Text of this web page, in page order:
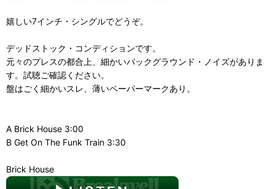
嬉しい7インチ・シングルでどうぞ。
デッドストック・コンディションです。
元々のプレスの都合上、細かいバックグラウンド・ノイズがありま
す。試聴ご確認ください。
盤はごく細かいスレ、薄いペーパーマークあり。
A Brick House 3:00
B Get On The Funk Train 3:30
Brick House